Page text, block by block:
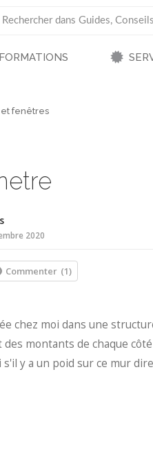
FORMATIONS
et fenêtres
2020
Commenter (1)
chez moi dans une
montants de chaque
y a un poid sur ce mur